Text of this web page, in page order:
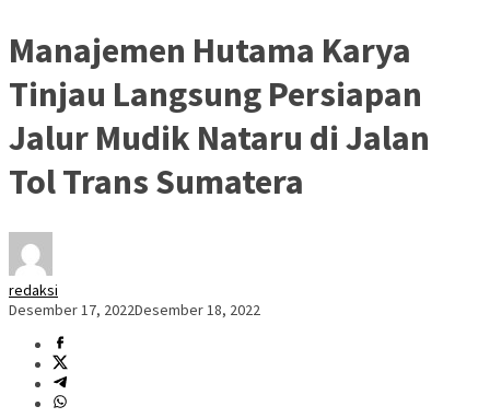
Manajemen Hutama Karya
Tinjau Langsung Persiapan
Jalur Mudik Nataru di Jalan
Tol Trans Sumatera
redaksi
Desember 17, 2022Desember 18, 2022